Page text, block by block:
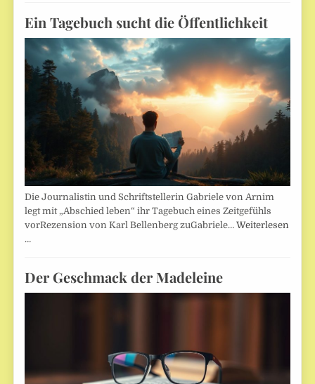
Ein Tagebuch sucht die Öffentlichkeit
Die Journalistin und Schriftstellerin Gabriele von Arnim
legt mit „Abschied leben“ ihr Tagebuch eines Zeitgefühls
vorRezension von Karl Bellenberg zuGabriele…Weiterlesen
…
Der Geschmack der Madeleine